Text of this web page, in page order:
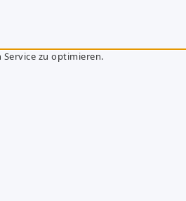
zu optimieren.